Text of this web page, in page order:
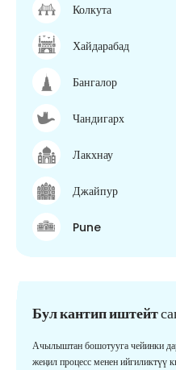
Колкута
Хайдарабад
Бангалор
Чандигарх
Лакхнау
Джайпур
Pune
Бул кантип иштейт
Ачылыштан бошотууга чейинки
жеңил процесс менен ийгиликтүү